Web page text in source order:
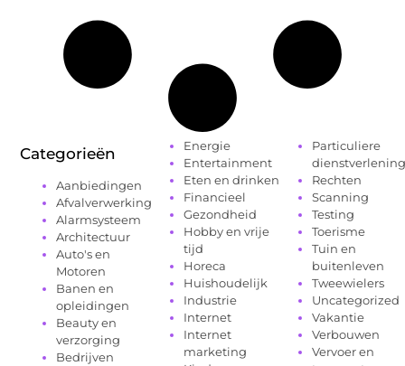
Categorieën
Aanbiedingen
Afvalverwerking
Alarmsysteem
Architectuur
Auto's en
Motoren
Banen en
opleidingen
Beauty en
verzorging
Bedrijven
Energie
Entertainment
Eten en drinken
Financieel
Gezondheid
Hobby en vrije
tijd
Horeca
Huishoudelijk
Industrie
Internet
Internet
marketing
Particuliere
dienstverlening
Rechten
Scanning
Testing
Toerisme
Tuin en
buitenleven
Tweewielers
Uncategorized
Vakantie
Verbouwen
Vervoer en